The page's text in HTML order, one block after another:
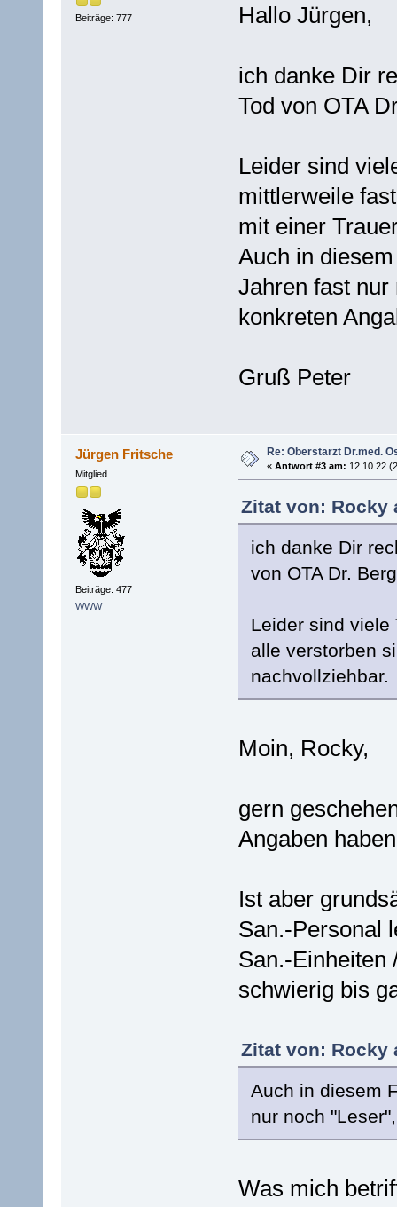
Beiträge: 777 Hallo Jürgen,
ich danke Dir
Tod von OTA
Leider sind
mittlerweile
mit einer
Auch in
Jahren fast
konkreten
Gruß Peter
Jürgen Fritsche
Mitglied
Beiträge: 477
WWW
Re: Oberstarzt Dr.med.
« Antwort #3 am: 12.10.22
Zitat von: Rocky
ich danke Dir
von OTA Dr.
Leider sind viele
alle verstorben
nachvollziehbar.
Moin, Rocky,
gern
Angaben
Ist aber
San.-Personal
San.-Einheiten
schwierig bis
Zitat von: Rocky
Auch in diesem
nur noch
Was mich